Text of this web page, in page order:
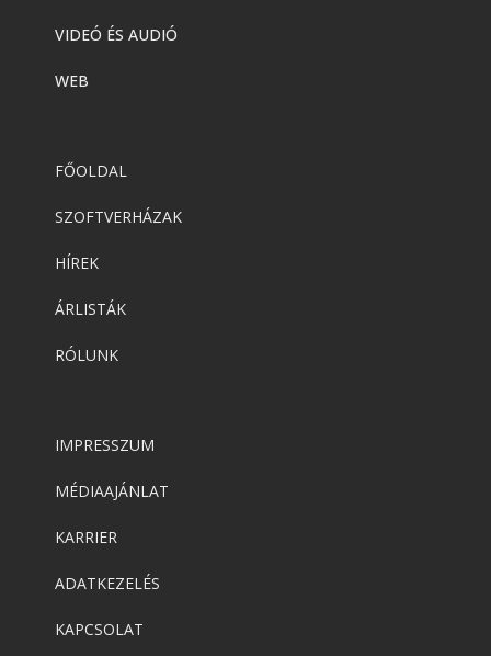
VIDEÓ ÉS AUDIÓ
WEB
FŐOLDAL
SZOFTVERHÁZAK
HÍREK
ÁRLISTÁK
RÓLUNK
IMPRESSZUM
MÉDIAAJÁNLAT
KARRIER
ADATKEZELÉS
KAPCSOLAT